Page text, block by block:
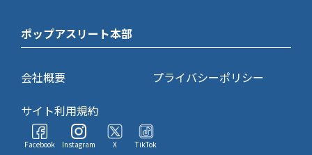
ポップアスリート本部
会社概要
プライバシーポリシー
サイト利用規約
Facebook Instagram X TikTok